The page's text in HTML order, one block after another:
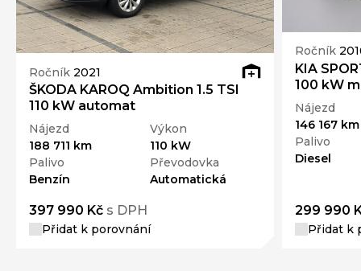
Ročník 2021
ŠKODA KAROQ Ambition 1.5 TSI
110 kW automat
Nájezd
188 711 km
Výkon
110 kW
Palivo
Benzín
Převodovka
Automatická
397 990 Kč s DPH
Přidat k porovnání
Ročník
KIA
100 kW
Nájezd
146 167 km
Palivo
Diesel
299 990
Přidat k